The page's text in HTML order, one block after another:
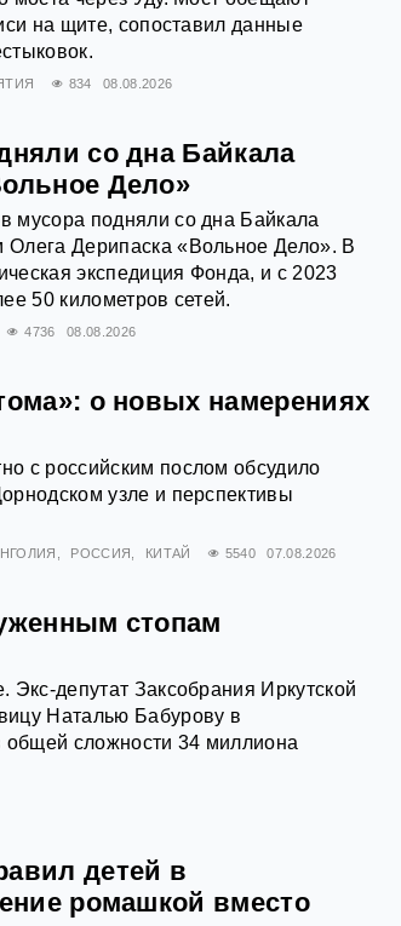
на щите, сопоставил данные
834 08.08.2026
со дна Байкала
Дело»
мусора подняли со дна Байкала
Олега Дерипаска «Вольное Дело». В
экспедиция Фонда, и с 2023
50 километров сетей.
4736 08.08.2026
о новых намерениях
с российским послом обсудило
узле и перспективы
РОССИЯ КИТАЙ 5540 07.08.2026
стопам
депутат Заксобрания Иркутской
Наталью Бабурову в
общей сложности 34 миллиона
детей в
ромашкой вместо